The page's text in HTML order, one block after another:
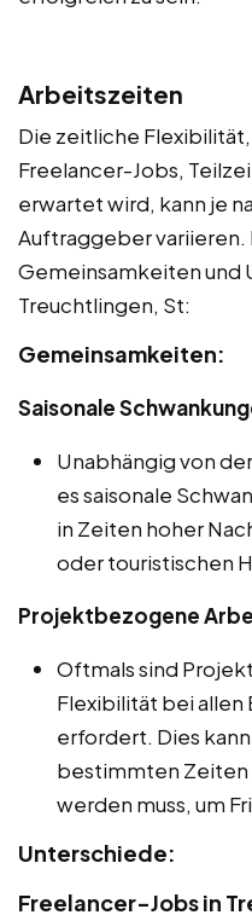
Arbeitszeiten
Die zeitliche
Freelancer-Jobs,
erwartet wird, kann je
Auftraggeber variieren.
Gemeinsamkeiten und
Treuchtlingen, St:
Gemeinsamkeiten:
Saisonale
Unabhängig von
es saisonale
in Zeiten hoher
oder touristischen
Projektbezogene
Oftmals sind
Flexibilität bei
erfordert. Dies
bestimmten
werden muss, um
Unterschiede:
Freelancer-Jobs in